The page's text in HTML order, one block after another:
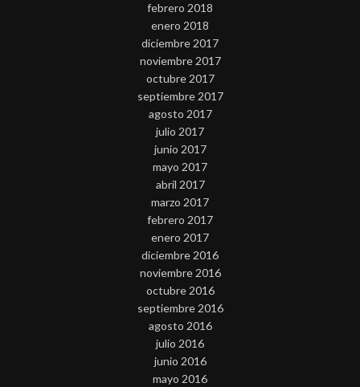
febrero 2018
enero 2018
diciembre 2017
noviembre 2017
octubre 2017
septiembre 2017
agosto 2017
julio 2017
junio 2017
mayo 2017
abril 2017
marzo 2017
febrero 2017
enero 2017
diciembre 2016
noviembre 2016
octubre 2016
septiembre 2016
agosto 2016
julio 2016
junio 2016
mayo 2016